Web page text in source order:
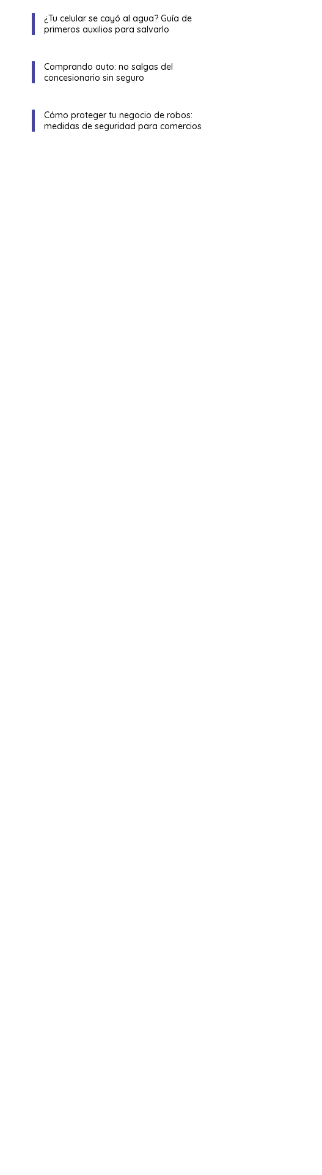
¿Tu celular se cayó al agua? Guía de
primeros auxilios para salvarlo
Comprando auto: no salgas del
concesionario sin seguro
Cómo proteger tu negocio de robos:
medidas de seguridad para comercios